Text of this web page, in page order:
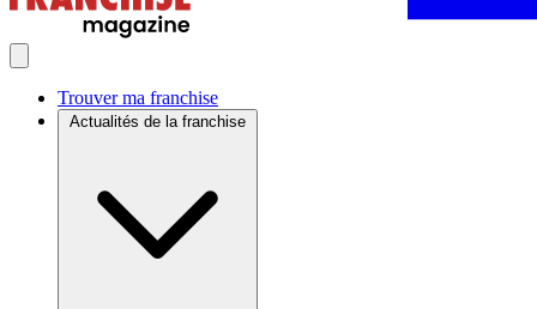
Trouver ma franchise
Actualités de la franchise